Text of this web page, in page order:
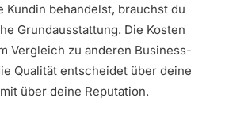
Kundin behandelst, brauchst du
Grundausstattung. Die Kosten
Vergleich zu anderen Business-
Qualität entscheidet über deine
über deine Reputation.